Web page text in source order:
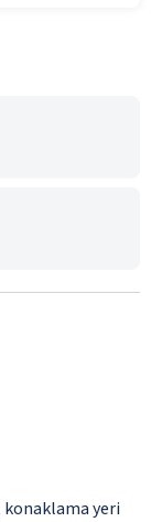
konaklama yeri